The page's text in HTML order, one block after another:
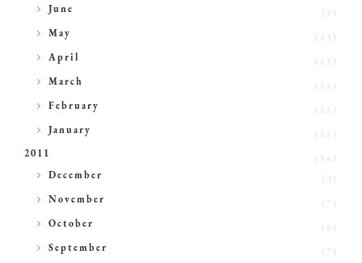
► June
(9)
►
May
(13)
►
April
(13)
►
March
(14)
►
February
(15)
►
January
(15)
2011
(54)
►
December
(9)
►
November
►
October
(6)
►
September